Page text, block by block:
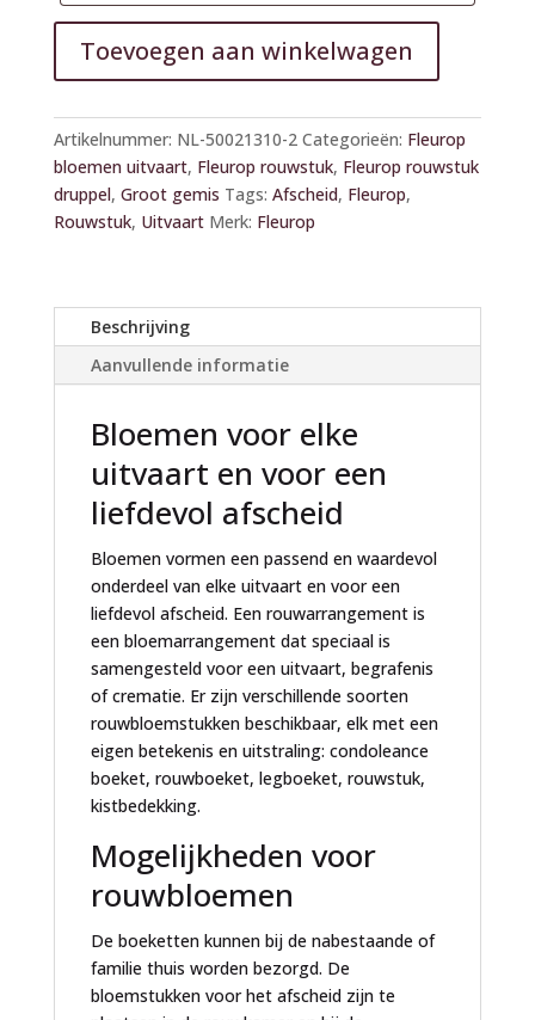
Toevoegen aan winkelwagen
l
t
e
r
n
i
v
Artikelnummer: NL-50021310-2 Categorieën: Fleurop
bloemen uitvaart, Fleurop rouwstuk, Fleurop rouwstuk
druppel, Groot gemis Tags: Afscheid, Fleurop,
Rouwstuk, Uitvaart Merk: Fleurop
Beschrijving
Aanvullende informatie
Bloemen voor elke
uitvaart en voor een
liefdevol afscheid
Bloemen vormen een passend en waardevol
onderdeel van elke uitvaart en voor een
liefdevol afscheid. Een rouwarrangement is
een bloemarrangement dat speciaal is
samengesteld voor een uitvaart, begrafenis
of crematie. Er zijn verschillende soorten
rouwbloemstukken beschikbaar, elk met een
eigen betekenis en uitstraling: condoleance
boeket, rouwboeket, legboeket, rouwstuk,
kistbedekking.
Mogelijkheden voor
rouwbloemen
De boeketten kunnen bij de nabestaande of
familie thuis worden bezorgd. De
bloemstukken voor het afscheid zijn te